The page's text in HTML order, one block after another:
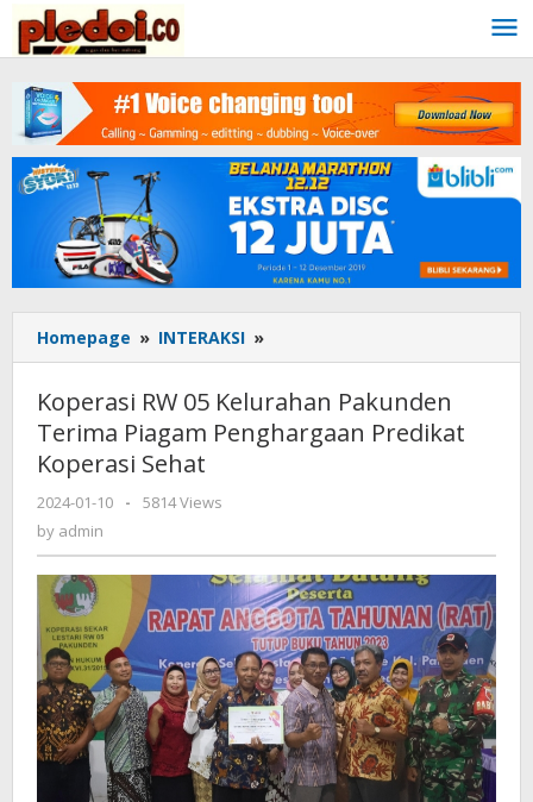
content
Homepage » INTERAKSI »
RW
Kelurahan
Pakunden
Koperasi
Sehat
Koperasi RW 05 Kelurahan Pakunden
Terima Piagam Penghargaan Predikat
Koperasi Sehat
2024-01-10
by
-
5814 Views
by admin